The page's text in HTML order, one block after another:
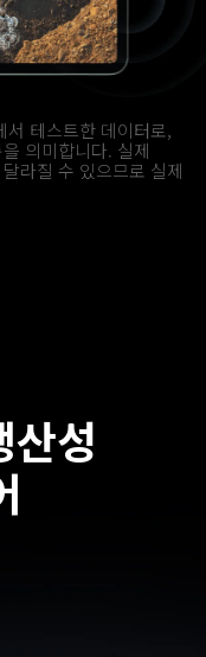
테스트한 데이터로,
의미합니다. 실제
라질 수 있으므로 실제
산성